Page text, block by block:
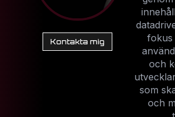
Kontakta mig
fokus
och
som
och